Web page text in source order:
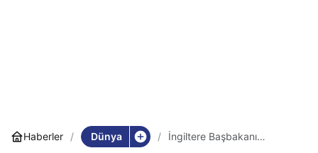
Haberler Dünya
İngiltere Başbakanı